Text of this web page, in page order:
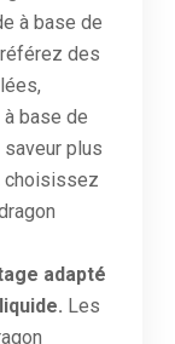
à base de
des
base de
saveur plus
choisissez
adapté
Les